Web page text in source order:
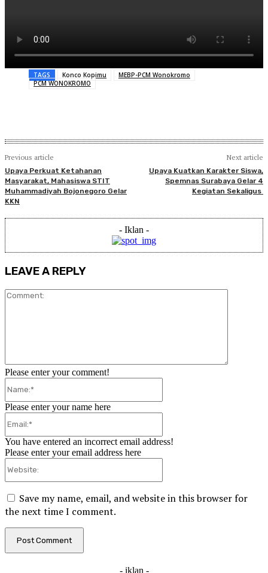
TAGS Konco Kopimu
MEBP-PCM Wonokromo
PCM WONOKROMO
Previous article
Upaya Perkuat Ketahanan
Masyarakat, Mahasiswa STIT
Muhammadiyah Bojonegoro Gelar
KKN
Next article
Upaya Kuatkan Karakter Siswa,
Spemnas Surabaya Gelar 4
Kegiatan Sekaligus
- Iklan -
LEAVE A REPLY
Please enter your comment!
Please enter your name here
You have entered an incorrect email address!
Please enter your email address here
Save my name, email, and website in this browser for
the next time I comment.
- iklan -